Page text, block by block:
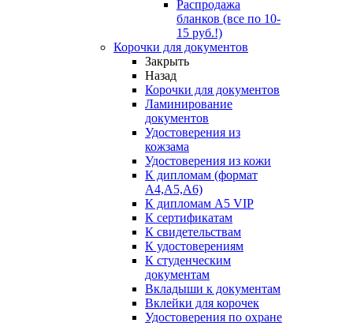
Распродажа
бланков (все по 10-
15 руб.!)
Корочки для документов
Закрыть
Назад
Корочки для документов
Ламинирование
документов
Удостоверения из
кожзама
Удостоверения из кожи
К дипломам (формат
А4,А5,А6)
К дипломам А5 VIP
К сертификатам
К свидетельствам
К удостоверениям
К студенческим
документам
Вкладыши к документам
Вклейки для корочек
Удостоверения по охране